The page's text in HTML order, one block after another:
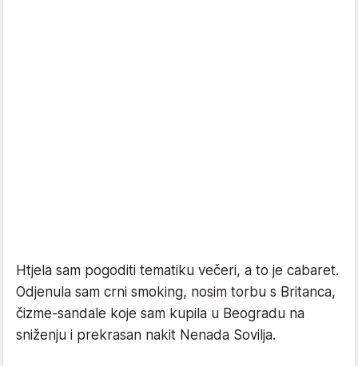
Htjela sam pogoditi tematiku večeri, a to je cabaret.
Odjenula sam crni smoking, nosim torbu s Britanca,
čizme-sandale koje sam kupila u Beogradu na
sniženju i prekrasan nakit Nenada Sovilja.